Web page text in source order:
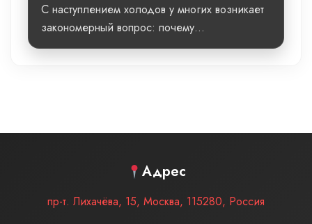
С наступлением холодов у многих возникает
закономерный вопрос: почему...
Адрес
пр-т. Лихачёва, 15, Москва, 115280, Россия